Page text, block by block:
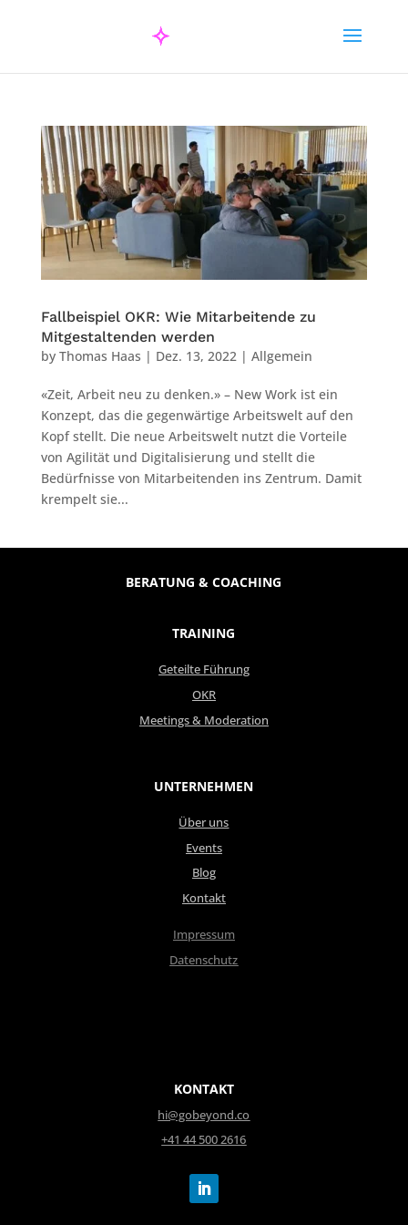
Fallbeispiel OKR: Wie Mitarbeitende zu
Mitgestaltenden werden
by Thomas Haas | Dez. 13, 2022| Allgemein
«Zeit, Arbeit neu zu denken.» – New Work ist ein
Konzept, das die gegenwärtige Arbeitswelt auf den
Kopf stellt. Die neue Arbeitswelt nutzt die Vorteile
von Agilität und Digitalisierung und stellt die
Bedürfnisse von Mitarbeitenden ins Zentrum. Damit
krempelt sie...
BERATUNG & COACHING
TRAINING
Geteilte Führung
OKR
Meetings & Moderation
UNTERNEHMEN
Über uns
Events
Blog
Kontakt
Impressum
Datenschutz
KONTAKT
hi@gobeyond.co
+41 44 500 2616